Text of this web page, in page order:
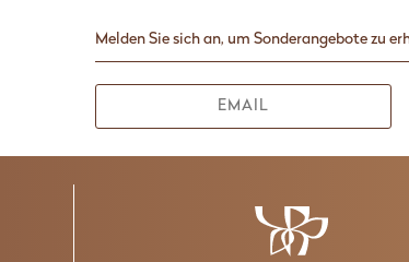
Melden Sie sich an, um Sonderangebote zu